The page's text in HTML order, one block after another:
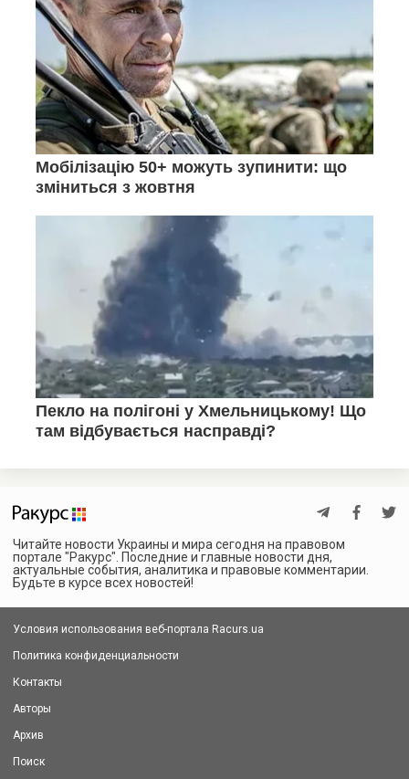
Читайте новости Украины и мира сегодня на правовом
портале "Ракурс". Последние и главные новости дня,
актуальные события, аналитика и правовые комментарии.
Будьте в курсе всех новостей!
Условия использования веб-портала Racurs.ua
Политика конфиденциальности
Контакты
Авторы
Архив
Поиск